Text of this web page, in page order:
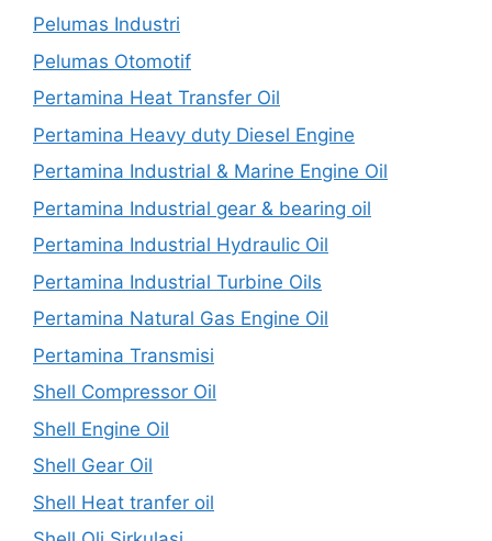
Pelumas Industri
Pelumas Otomotif
Pertamina Heat Transfer Oil
Pertamina Heavy duty Diesel Engine
Pertamina Industrial & Marine Engine Oil
Pertamina Industrial gear & bearing oil
Pertamina Industrial Hydraulic Oil
Pertamina Industrial Turbine Oils
Pertamina Natural Gas Engine Oil
Pertamina Transmisi
Shell Compressor Oil
Shell Engine Oil
Shell Gear Oil
Shell Heat tranfer oil